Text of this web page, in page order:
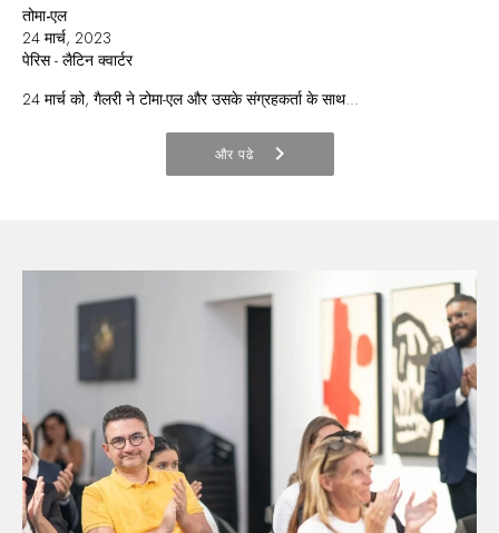
तोमा-एल
24 मार्च, 2023
पेरिस - लैटिन क्वार्टर
24 मार्च को, गैलरी ने टोमा-एल और उसके संग्रहकर्ता के साथ...
और पढे chevron_right